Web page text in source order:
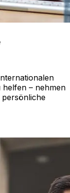
helfen – nehmen